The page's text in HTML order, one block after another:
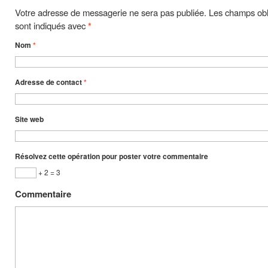
Votre adresse de messagerie ne sera pas publiée. Les champs
sont indiqués avec*
Nom *
Adresse de contact*
Site web
Résolvez cette opération pour poster votre commentaire
+ 2 = 3
Commentaire